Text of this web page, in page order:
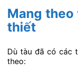
Mang theo
thiết
Dù tàu đã có các
theo: